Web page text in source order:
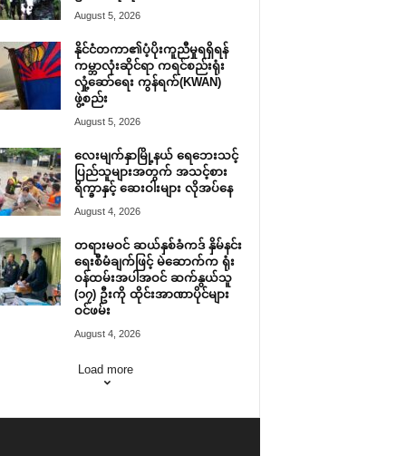
August 5, 2026
နိုင်ငံတကာ၏ပံ့ပိုးကူညီမှုရရှိရန်
ကမ္ဘာလုံးဆိုင်ရာ ကရင်စည်းရုံး
လှုံ့ဆော်ရေး ကွန်ရက်(KWAN)
ဖွဲ့စည်း
August 5, 2026
လေးမျက်နှာမြို့နယ် ရေဘေးသင့်
ပြည်သူများအတွက် အသင့်စား
ရိက္ခာနှင့် ဆေးဝါးများ လိုအပ်နေ
August 4, 2026
တရားမဝင် ဆယ်နှစ်ခံကဒ် နှိမ်နင်း
ရေးစီမံချက်ဖြင့် မဲဆောက်က ရုံး
ဝန်ထမ်းအပါအဝင် ဆက်နွယ်သူ
(၁၇) ဦးကို ထိုင်းအာဏာပိုင်များ
ဝင်ဖမ်း
August 4, 2026
Load more